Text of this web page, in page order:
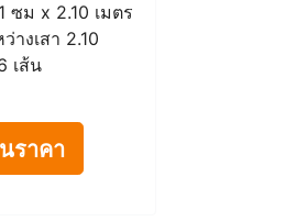
ซม x 2.10 เมตร
างเสา 2.10
เส้น
ราคา